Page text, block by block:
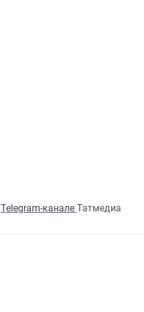
Telegram-канале Татмедиа